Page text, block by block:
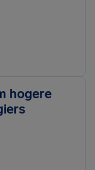
hogere